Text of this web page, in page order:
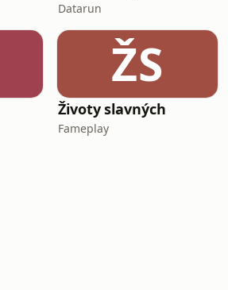
Datarun
ŽS
Životy slavných
Fameplay